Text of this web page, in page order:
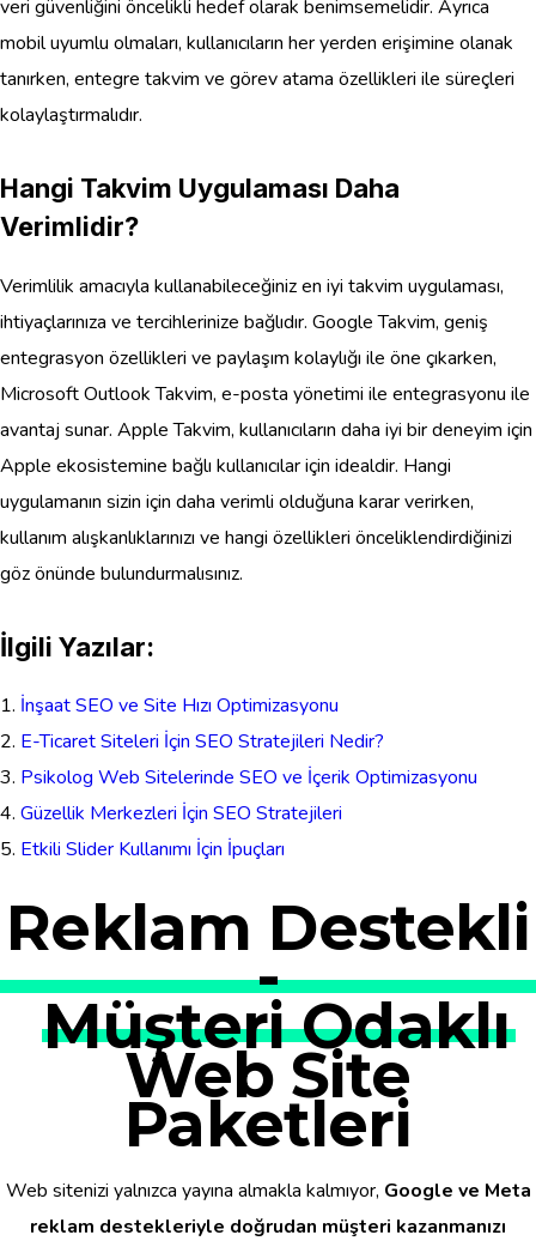
veri güvenliğini öncelikli hedef olarak benimsemelidir. Ayrıca
mobil uyumlu olmaları, kullanıcıların her yerden erişimine olanak
tanırken, entegre takvim ve görev atama özellikleri ile süreçleri
kolaylaştırmalıdır.
Hangi Takvim Uygulaması Daha
Verimlidir?
Verimlilik amacıyla kullanabileceğiniz en iyi takvim uygulaması,
ihtiyaçlarınıza ve tercihlerinize bağlıdır. Google Takvim, geniş
entegrasyon özellikleri ve paylaşım kolaylığı ile öne çıkarken,
Microsoft Outlook Takvim, e-posta yönetimi ile entegrasyonu ile
avantaj sunar. Apple Takvim, kullanıcıların daha iyi bir deneyim için
Apple ekosistemine bağlı kullanıcılar için idealdir. Hangi
uygulamanın sizin için daha verimli olduğuna karar verirken,
kullanım alışkanlıklarınızı ve hangi özellikleri önceliklendirdiğinizi
göz önünde bulundurmalısınız.
İlgili Yazılar:
İnşaat SEO ve Site Hızı Optimizasyonu
E-Ticaret Siteleri İçin SEO Stratejileri Nedir?
Psikolog Web Sitelerinde SEO ve İçerik Optimizasyonu
Güzellik Merkezleri İçin SEO Stratejileri
Etkili Slider Kullanımı İçin İpuçları
Reklam Destekli
-
Müşteri Odaklı
Web Site
Paketleri
Web sitenizi yalnızca yayına almakla kalmıyor, Google ve Meta
reklam destekleriyle doğrudan müşteri kazanmanızı